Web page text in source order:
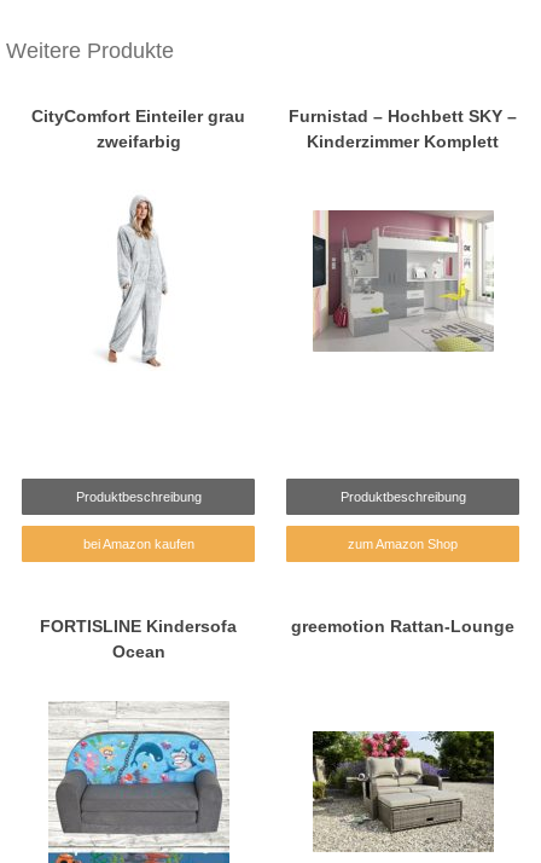
Weitere Produkte
CityComfort Einteiler grau
zweifarbig
Produktbeschreibung
bei Amazon kaufen
Furnistad – Hochbett SKY –
Kinderzimmer Komplett
Produktbeschreibung
zum Amazon Shop
FORTISLINE Kindersofa
Ocean
greemotion Rattan-Lounge